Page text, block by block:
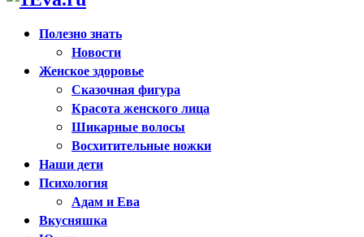
Полезно знать
Новости
Женское здоровье
Сказочная фигура
Красота женского лица
Шикарные волосы
Восхитительные ножки
Наши дети
Психология
Адам и Ева
Вкусняшка